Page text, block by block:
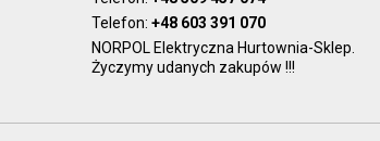
Telefon: +48 603 391 070
NORPOL Elektryczna Hurtownia-Sklep.
Życzymy udanych zakupów !!!